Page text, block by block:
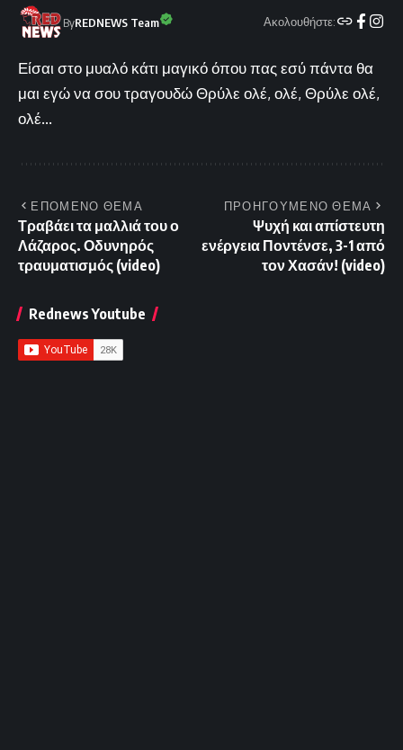
ByREDNEWS Team Ακολουθήστε:
Είσαι στο μυαλό κάτι μαγικό όπου πας εσύ πάντα θα
μαι εγώ να σου τραγουδώ Θρύλε ολέ, ολέ, Θρύλε ολέ,
ολέ...
ΕΠΟΜΕΝΟ ΘΕΜΑ
Τραβάει τα μαλλιά του ο
Λάζαρος. Οδυνηρός
τραυματισμός (video)
ΠΡΟΗΓΟΥΜΕΝΟ ΘΕΜΑ
Ψυχή και απίστευτη
ενέργεια Ποντένσε, 3-1 από
τον Χασάν! (video)
Rednews Youtube